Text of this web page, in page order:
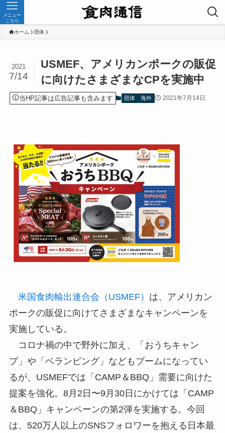
メニュー
こちら
ホーム 団体
USMEF、アメリカンポークの販促
に向けたさまざまなCPを実施中
2021
7/14
当HP記事は広告記事も含みます 団体 海外 2021年7月14日
米国食肉輸出連合会（USMEF） は、アメリカン
ポークの販促に向けてさまざまなキャンペーンを
実施している。
コロナ禍の中で野外に加え、「おうちキャン
プ」や「ベランピング」などもブームになってい
るが、USMEFでは「CAMP＆BBQ」需要に向けた
提案を強化。8月2日〜9月30日にかけては「CAMP
＆BBQ」キャンペーンの第2弾を実施する。今回
は、520万人以上のSNSフォロワーを抱える日本最